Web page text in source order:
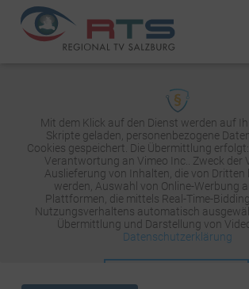
Mit dem Klick auf den Dienst werden auf
Skripte geladen, personenbezogene
Cookies gespeichert. Die Übermittlung
Verantwortung an Vimeo Inc.. Zweck der
Auslieferung von Inhalten, die von Dritten
werden, Auswahl von Online-Werbung
Plattformen, die mittels Real-Time-
Nutzungsverhaltens automatisch
Übermittlung und Darstellung von
Datenschutzerklärung